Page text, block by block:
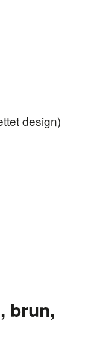
design)
brun,